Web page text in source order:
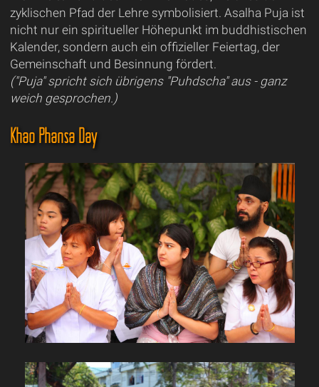
zyklischen Pfad der Lehre symbolisiert. Asalha Puja ist
nicht nur ein spiritueller Höhepunkt im buddhistischen
Kalender, sondern auch ein offizieller Feiertag, der
Gemeinschaft und Besinnung fördert.
("Puja" spricht sich übrigens "Puhdscha" aus - ganz
weich gesprochen.)
Khao Phansa Day